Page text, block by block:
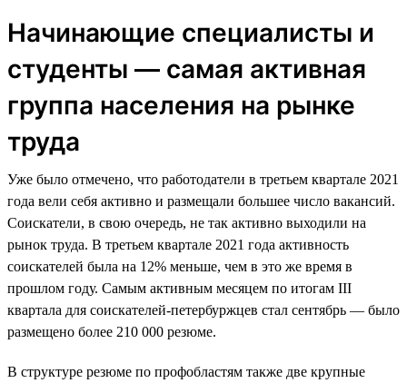
Начинающие специалисты и
студенты — самая активная
группа населения на рынке
труда
Уже было отмечено, что работодатели в третьем квартале 2021
года вели себя активно и размещали большее число вакансий.
Соискатели, в свою очередь, не так активно выходили на
рынок труда. В третьем квартале 2021 года активность
соискателей была на 12% меньше, чем в это же время в
прошлом году. Самым активным месяцем по итогам III
квартала для соискателей-петербуржцев стал сентябрь — было
размещено более 210 000 резюме.
В структуре резюме по профобластям также две крупные